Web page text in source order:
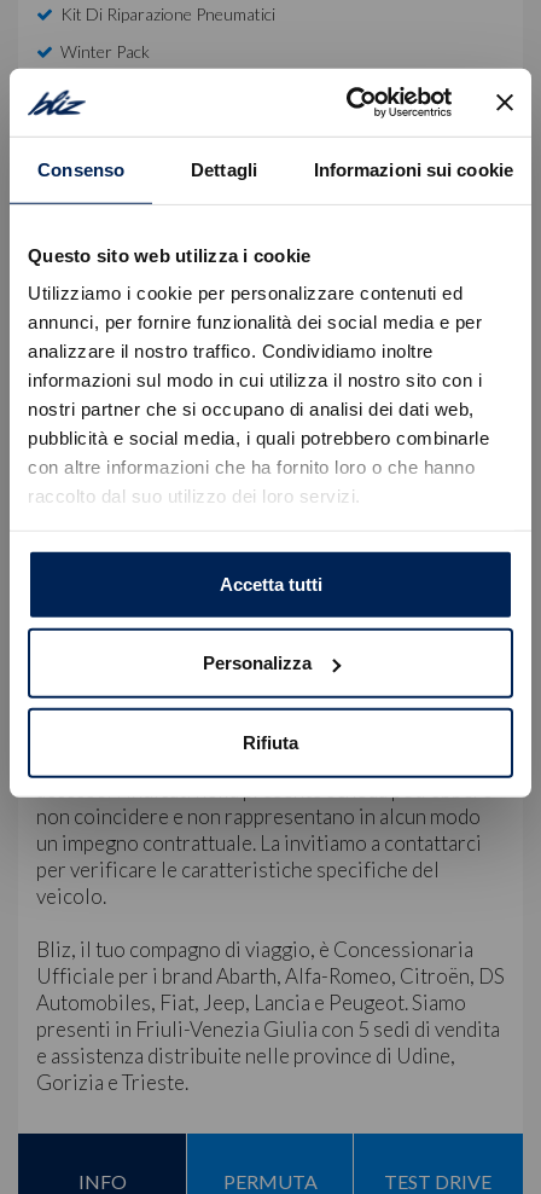
Consenso Dettagli Informazioni sui cookie
Questo sito web utilizza i cookie
Utilizziamo i cookie per personalizzare contenuti ed
annunci, per fornire funzionalità dei social media e per
analizzare il nostro traffico. Condividiamo inoltre
informazioni sul modo in cui utilizza il nostro sito con i
nostri partner che si occupano di analisi dei dati web,
pubblicità e social media, i quali potrebbero combinarle
con altre informazioni che ha fornito loro o che hanno
raccolto dal suo utilizzo dei loro servizi.
Accetta tutti
Personalizza
Rifiuta
Kit Di Riparazione Pneumatici
Winter Pack
Descrizione
Autovettura immatricolata in pronta consegna.
Prezzo valido con finanziamento Stellantis Financial
Services, offerta esclusa del Passaggio di proprietà
ed ulteriori spese.
Per informazioni e preventivi personalizzati La
invitiamo a prendere appuntamento con un nostro
consulente dedicato:
Sede di Tavagnacco, Via Nazionale 52 | +39 0432
Sede di Castions di Strada, Via Udine 91 | +39 0432
E-mail: servizioclienti@blizauto.it
non coincidere e non rappresentano in alcun modo
un impegno contrattuale. La invitiamo a contattarci
per verificare le caratteristiche specifiche del
veicolo.
Bliz, il tuo compagno di viaggio, è Concessionaria
Ufficiale per i brand Abarth, Alfa-Romeo, Citroën, DS
Automobiles, Fiat, Jeep, Lancia e Peugeot. Siamo
presenti in Friuli-Venezia Giulia con 5 sedi di vendita
e assistenza distribuite nelle province di Udine,
Gorizia e Trieste.
INFO PERMUTA TEST DRIVE
Errore
Caricamento veicoli non riuscito